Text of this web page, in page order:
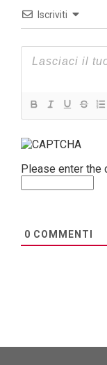
Iscriviti
Please enter the
0 COMMENTI